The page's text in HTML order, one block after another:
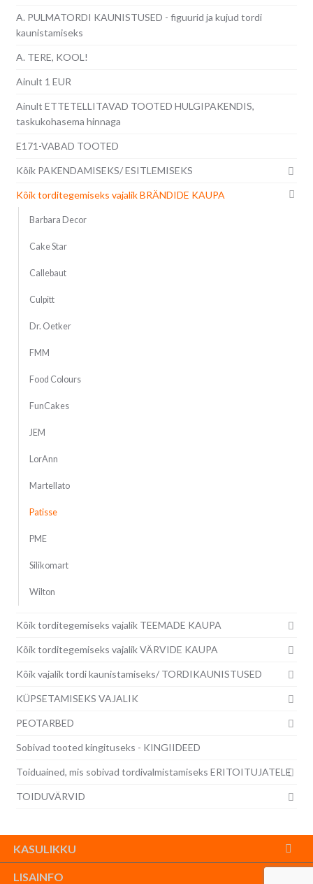
A. PULMATORDI KAUNISTUSED - figuurid ja kujud tordi
kaunistamiseks
A. TERE, KOOL!
Ainult 1 EUR
Ainult ETTETELLITAVAD TOOTED HULGIPAKENDIS,
taskukohasema hinnaga
E171-VABAD TOOTED
Kõik PAKENDAMISEKS/ ESITLEMISEKS
Kõik torditegemiseks vajalik BRÄNDIDE KAUPA
Barbara Decor
Cake Star
Callebaut
Culpitt
Dr. Oetker
FMM
Food Colours
FunCakes
JEM
LorAnn
Martellato
Patisse
PME
Silikomart
Wilton
Kõik torditegemiseks vajalik TEEMADE KAUPA
Kõik torditegemiseks vajalik VÄRVIDE KAUPA
Kõik vajalik tordi kaunistamiseks/ TORDIKAUNISTUSED
KÜPSETAMISEKS VAJALIK
PEOTARBED
Sobivad tooted kingituseks - KINGIIDEED
Toiduained, mis sobivad tordivalmistamiseks ERITOITUJATELE
TOIDUVÄRVID
KASULIKKU
LISAINFO